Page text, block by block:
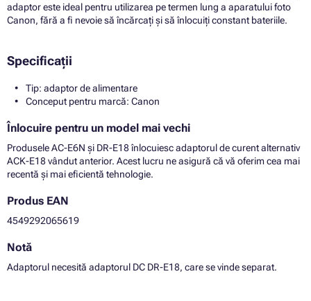
adaptor este ideal pentru utilizarea pe termen lung a aparatului foto
Canon, fără a fi nevoie să încărcați și să înlocuiți constant bateriile.
Specificații
Tip: adaptor de alimentare
Conceput pentru marcă: Canon
Înlocuire pentru un model mai vechi
Produsele AC-E6N și DR-E18 înlocuiesc adaptorul de curent alternativ
ACK-E18 vândut anterior. Acest lucru ne asigură că vă oferim cea mai
recentă și mai eficientă tehnologie.
Produs EAN
4549292065619
Notă
Adaptorul necesită adaptorul DC DR-E18, care se vinde separat.